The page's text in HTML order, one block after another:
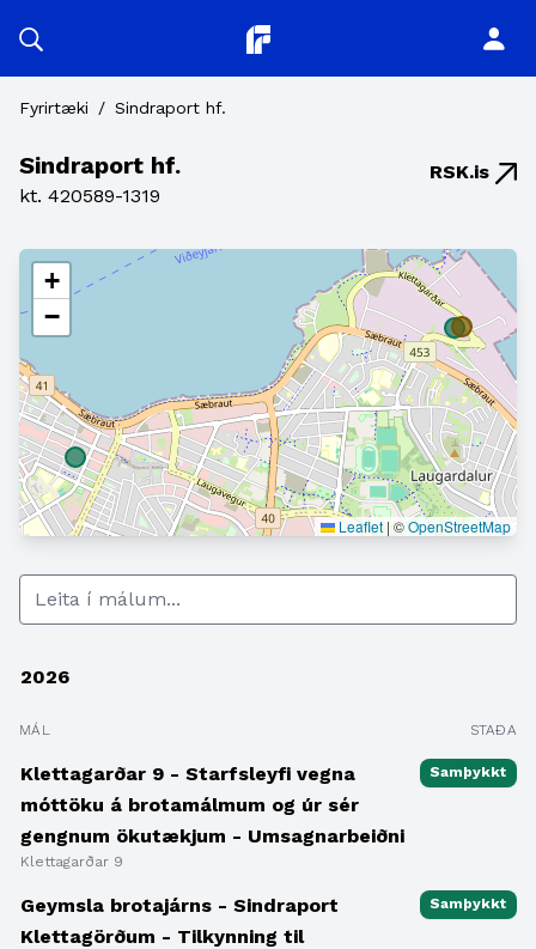
Planitor
Fyrirtæki / Sindraport hf.
Sindraport hf.
kt. 420589-1319
RSK.is
+
−
Leaflet | ©OpenStreetMap
2026
MÁL STAÐA
Klettagarðar 9 - Starfsleyfi vegna
móttöku á brotamálmum og úr sér
gengnum ökutækjum - Umsagnarbeiðni
Klettagarðar 9
Samþykkt
Geymsla brotajárns - Sindraport
Klettagörðum - Tilkynning til
Samþykkt